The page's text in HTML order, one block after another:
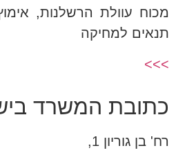
מכוח עוולת הרשלנות,
תנאים למחיקה
>>>
כתובת המשרד
רח' בן גוריון 1,